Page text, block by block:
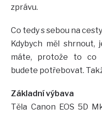
zprávu.
Co tedy s sebou na
Kdybych měl
máte, protože to co
budete potřebovat.
Základní výbava
Těla Canon EOS 5D